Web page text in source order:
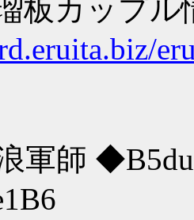
板カップ
軍師